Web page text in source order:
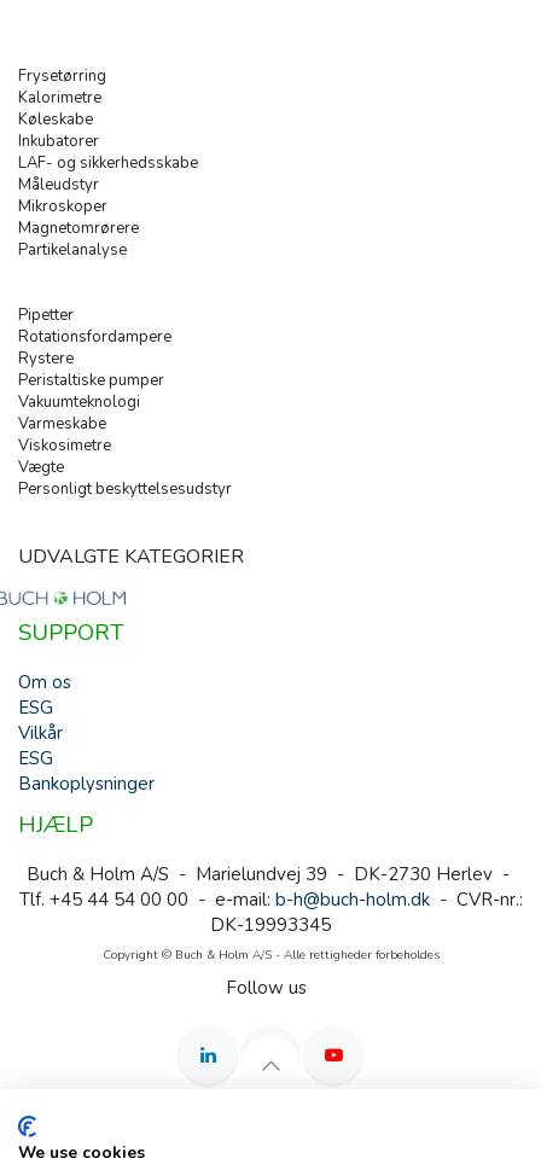
Frysetørring
Kalorimetre
Køleskabe
Inkubatorer
LAF- og sikkerhedsskabe
Måleudstyr
Mikroskoper
Magnetomrørere
Partikelanalyse
Pipetter
Rotationsfordampere
Rystere
Peristaltiske pumper
Vakuumteknologi
Varmeskabe
Viskosimetre
Vægte
Personligt beskyttelsesudstyr
UDVALGTE KATEGORIER
SUPPORT
Om os
ESG
Vilkår
ESG
Bankoplysninger
HJÆLP
Buch & Holm A/S - Marielundvej 39 - DK-2730 Herlev -
Tlf. +45 44 54 00 00 - e-mail: b-h@buch-holm.dk- CVR-nr.:
DK-19993345
Copyright © Buch & Holm A/S - Alle rettigheder forbeholdes
Follow us
We use cookies